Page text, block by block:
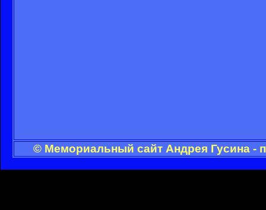
© Мемориальный сайт Андрея Гусина -